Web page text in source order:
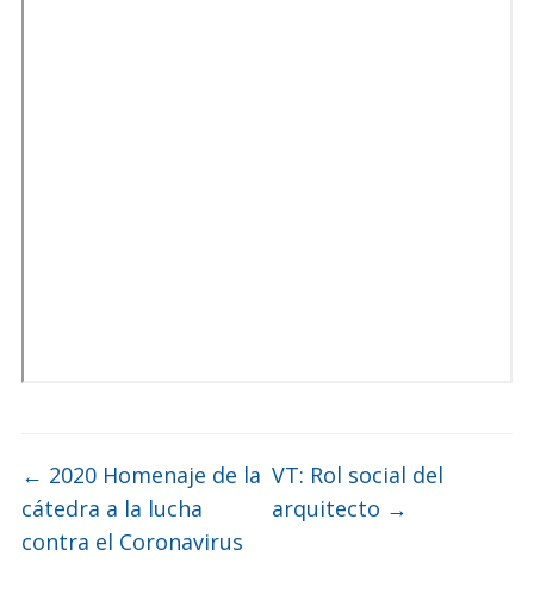
← 2020 Homenaje de la
cátedra a la lucha
contra el Coronavirus
VT: Rol social del
arquitecto →